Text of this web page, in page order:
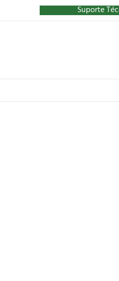
Suporte